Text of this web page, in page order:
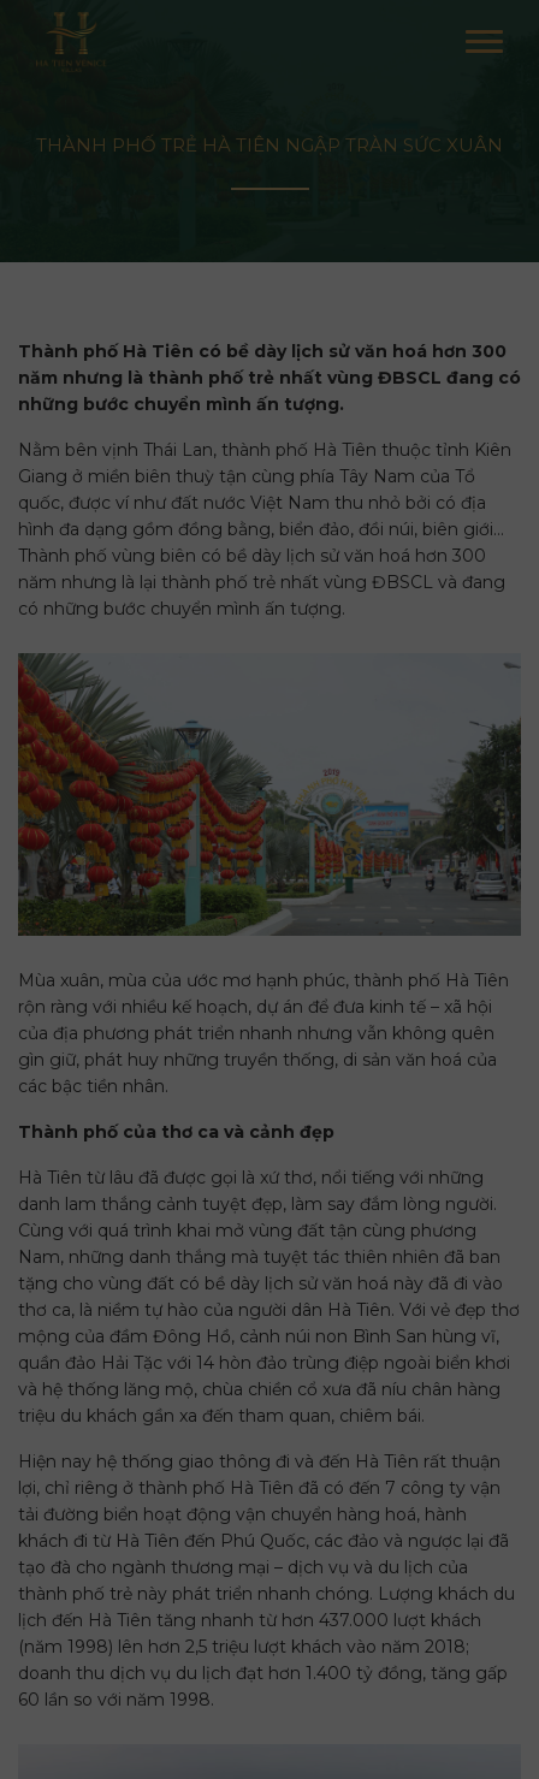
THÀNH PHỐ TRẺ HÀ TIÊN NGẬP TRÀN SỨC XUÂN
Thành phố Hà Tiên có bề dày lịch sử văn hoá hơn 300
năm nhưng là thành phố trẻ nhất vùng ĐBSCL đang có
những bước chuyển mình ấn tượng.
Nằm bên vịnh Thái Lan, thành phố Hà Tiên thuộc tỉnh Kiên
Giang ở miền biên thuỳ tận cùng phía Tây Nam của Tổ
quốc, được ví như đất nước Việt Nam thu nhỏ bởi có địa
hình đa dạng gồm đồng bằng, biển đảo, đồi núi, biên giới…
Thành phố vùng biên có bề dày lịch sử văn hoá hơn 300
năm nhưng là lại thành phố trẻ nhất vùng ĐBSCL và đang
có những bước chuyển mình ấn tượng.
Mùa xuân, mùa của ước mơ hạnh phúc, thành phố Hà Tiên
rộn ràng với nhiều kế hoạch, dự án để đưa kinh tế – xã hội
của địa phương phát triển nhanh nhưng vẫn không quên
gìn giữ, phát huy những truyền thống, di sản văn hoá của
các bậc tiền nhân.
Thành phố của thơ ca và cảnh đẹp
Hà Tiên từ lâu đã được gọi là xứ thơ, nổi tiếng với những
danh lam thắng cảnh tuyệt đẹp, làm say đắm lòng người.
Cùng với quá trình khai mở vùng đất tận cùng phương
Nam, những danh thắng mà tuyệt tác thiên nhiên đã ban
tặng cho vùng đất có bề dày lịch sử văn hoá này đã đi vào
thơ ca, là niềm tự hào của người dân Hà Tiên. Với vẻ đẹp thơ
mộng của đầm Đông Hồ, cảnh núi non Bình San hùng vĩ,
quần đảo Hải Tặc với 14 hòn đảo trùng điệp ngoài biển khơi
và hệ thống lăng mộ, chùa chiền cổ xưa đã níu chân hàng
triệu du khách gần xa đến tham quan, chiêm bái.
Hiện nay hệ thống giao thông đi và đến Hà Tiên rất thuận
lợi, chỉ riêng ở thành phố Hà Tiên đã có đến 7 công ty vận
tải đường biển hoạt động vận chuyển hàng hoá, hành
khách đi từ Hà Tiên đến Phú Quốc, các đảo và ngược lại đã
tạo đà cho ngành thương mại – dịch vụ và du lịch của
thành phố trẻ này phát triển nhanh chóng. Lượng khách du
lịch đến Hà Tiên tăng nhanh từ hơn 437.000 lượt khách
(năm 1998) lên hơn 2,5 triệu lượt khách vào năm 2018;
doanh thu dịch vụ du lịch đạt hơn 1.400 tỷ đồng, tăng gấp
60 lần so với năm 1998.